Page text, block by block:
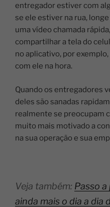
entregador estiver com
se ele estiver na rua,
uma vídeo chamada
compartilhar a tela do
no aplicativo, por
com ele na hora.
Quando os entregadores
deles são sanadas
realmente se preocupam
muito mais motivado a
na sua operação e sua
Veja também: Passo
ainda mais o dia a dia